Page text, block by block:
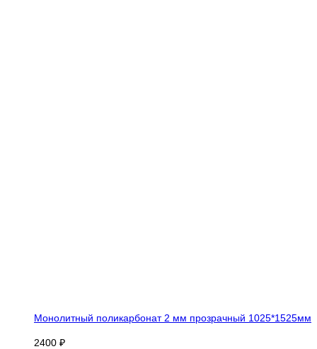
Монолитный поликарбонат 2 мм прозрачный 1025*1525мм
2400 ₽